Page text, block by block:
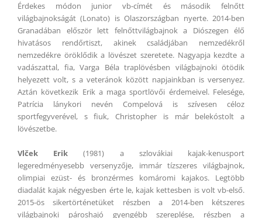
Érdekes módon junior vb-címét és második felnőtt
világbajnokságát (Lonato) is Olaszországban nyerte. 2014-ben
Granadában először lett felnőttvilágbajnok a Diószegen élő
hivatásos rendőrtiszt, akinek családjában nemzedékről
nemzedékre öröklődik a lövészet szeretete. Nagyapja kezdte a
vadászattal, fia, Varga Béla traplövésben világbajnoki ötödik
helyezett volt, s a veteránok között napjainkban is versenyez.
Aztán következik Erik a maga sportlövői érdemeivel. Felesége,
Patrícia lánykori nevén Compelová is szívesen céloz
sportfegyverével, s fiuk, Christopher is már belekóstolt a
lövészetbe.
Vlček Erik(1981) a szlovákiai kajak-kenusport
legeredményesebb versenyzője, immár tízszeres világbajnok,
olimpiai ezüst- és bronzérmes komáromi kajakos. Legtöbb
diadalát kajak négyesben érte le, kajak kettesben is volt vb-első.
2015-ös sikertörténetüket részben a 2014-ben kétszeres
világbajnoki pároshajó gyengébb szereplése, részben a